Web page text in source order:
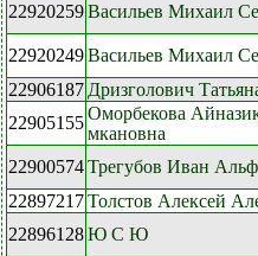
22920259Васильев Михаил
22920249Васильев Михаил
22906187 Дризголович
22905155Оморбекова
мкановна
22900574Трегубов Иван
22897217Толстов Алексей
22896128Ю С Ю